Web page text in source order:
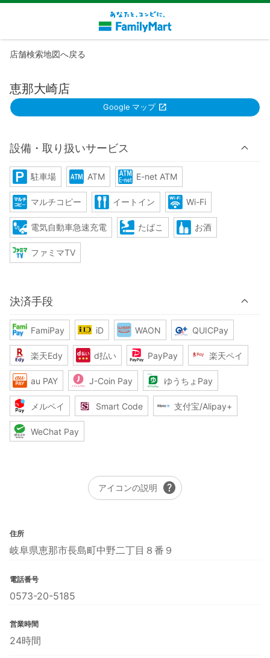
店舗検索地図へ戻る
恵那大崎店
Google マップ
設備・取り扱いサービス
駐車場 ATM E-net ATM
マルチコピー イートイン Wi-Fi
電気自動車急速充電 たばこ お酒
ファミマTV
決済手段
FamiPay iD WAON QUICPay
楽天Edy d払い PayPay 楽天ペイ
au PAY J-Coin Pay ゆうちょPay
メルペイ Smart Code 支付宝/Alipay+
WeChat Pay
アイコンの説明 help
住所
岐阜県恵那市長島町中野二丁目８番９
電話番号
0573-20-5185
営業時間
24時間